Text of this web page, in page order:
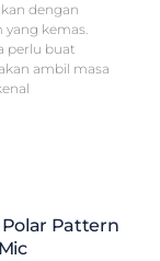
dengan
kemas.
perlu buat
ambil masa
Pattern